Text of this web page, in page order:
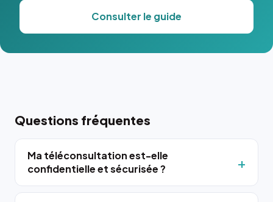
Consulter le guide
Questions fréquentes
Ma téléconsultation est-elle
confidentielle et sécurisée ?